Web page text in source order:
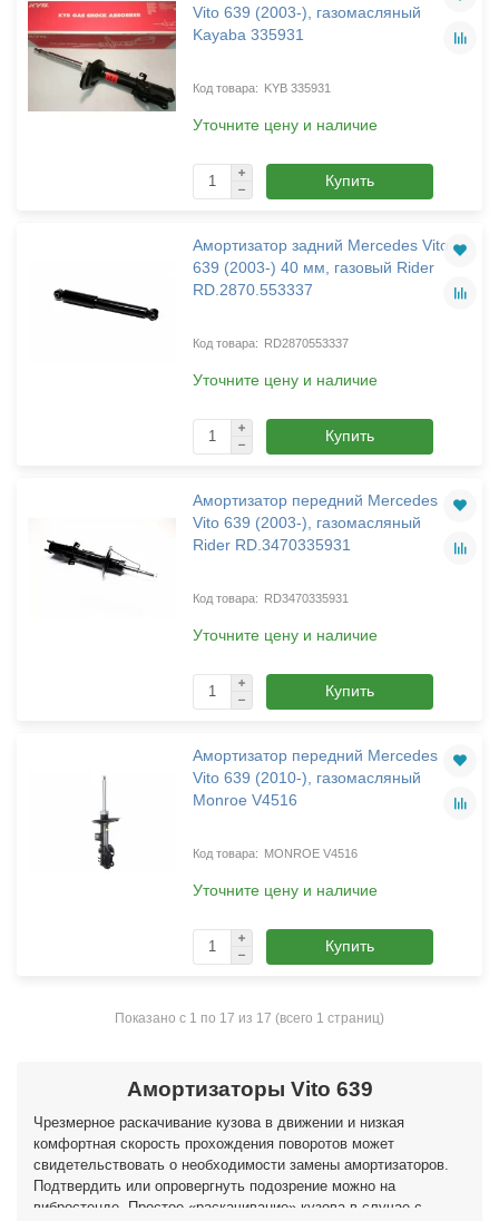
Vito 639 (2003-), газомасляный
Kayaba 335931
KYB 335931
Уточните цену и наличие
Купить
Амортизатор задний Mercedes Vito
639 (2003-) 40 мм, газовый Rider
RD.2870.553337
RD2870553337
Уточните цену и наличие
Купить
Амортизатор передний Mercedes
Vito 639 (2003-), газомасляный
Rider RD.3470335931
RD3470335931
Уточните цену и наличие
Купить
Амортизатор передний Mercedes
Vito 639 (2010-), газомасляный
Monroe V4516
MONROE V4516
Уточните цену и наличие
Купить
Показано с 1 по 17 из 17 (всего 1 страниц)
Амортизаторы Vito 639
Чрезмерное раскачивание кузова в движении и низкая
комфортная скорость прохождения поворотов может
свидетельствовать о необходимости замены амортизаторов.
Подтвердить или опровергнуть подозрение можно на
вибростенде. Простое «раскачивание» кузова в случае с